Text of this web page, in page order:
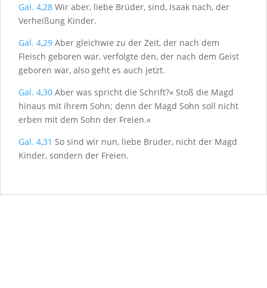
Gal. 4,28 Wir aber, liebe Brüder, sind, Isaak nach, der
Verheißung Kinder.
Gal. 4,29 Aber gleichwie zu der Zeit, der nach dem
Fleisch geboren war, verfolgte den, der nach dem Geist
geboren war, also geht es auch jetzt.
Gal. 4,30 Aber was spricht die Schrift?« Stoß die Magd
hinaus mit ihrem Sohn; denn der Magd Sohn soll nicht
erben mit dem Sohn der Freien.«
Gal. 4,31 So sind wir nun, liebe Brüder, nicht der Magd
Kinder, sondern der Freien.